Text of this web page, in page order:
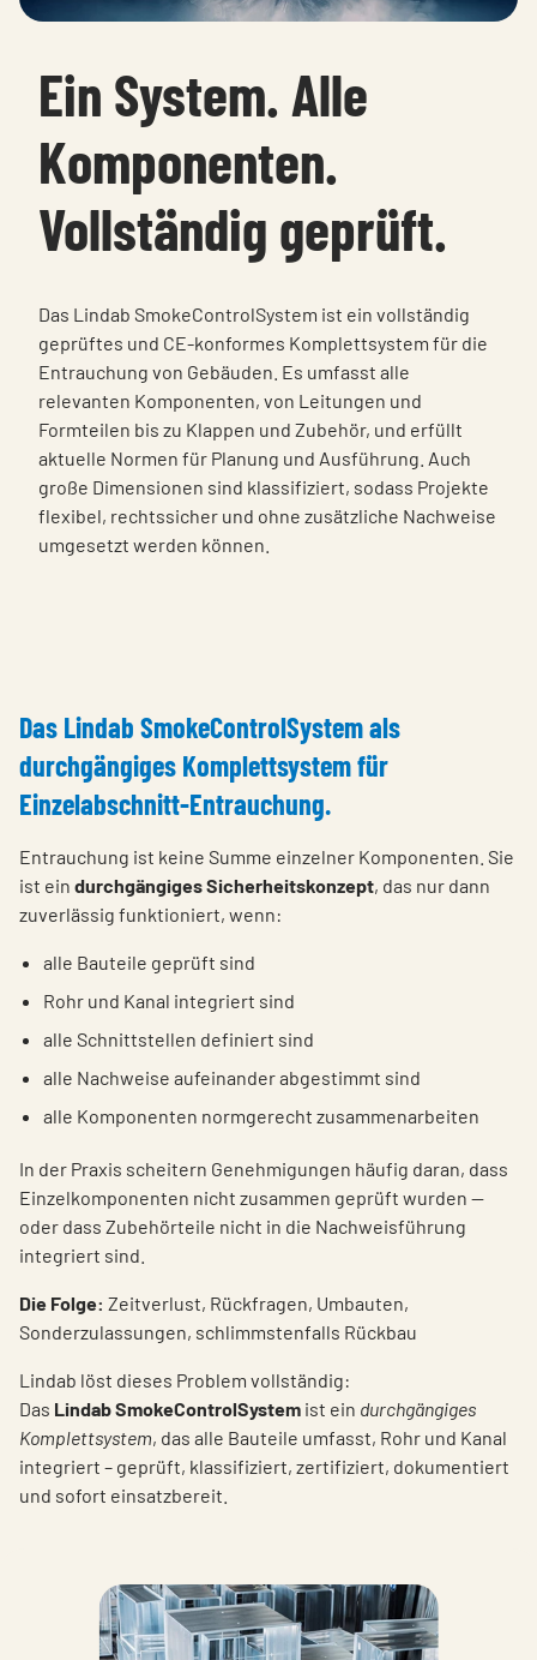
Ein System. Alle
Komponenten.
Vollständig geprüft.
Das Lindab SmokeControlSystem ist ein vollständig
geprüftes und CE‑konformes Komplettsystem für die
Entrauchung von Gebäuden. Es umfasst alle
relevanten Komponenten, von Leitungen und
Formteilen bis zu Klappen und Zubehör, und erfüllt
aktuelle Normen für Planung und Ausführung. Auch
große Dimensionen sind klassifiziert, sodass Projekte
flexibel, rechtssicher und ohne zusätzliche Nachweise
umgesetzt werden können.
Das Lindab SmokeControlSystem als
durchgängiges Komplettsystem für
Einzelabschnitt-Entrauchung.
Entrauchung ist keine Summe einzelner Komponenten. Sie
ist ein durchgängiges Sicherheitskonzept, das nur dann
zuverlässig funktioniert, wenn:
alle Bauteile geprüft sind
Rohr und Kanal integriert sind
alle Schnittstellen definiert sind
alle Nachweise aufeinander abgestimmt sind
alle Komponenten normgerecht zusammenarbeiten
In der Praxis scheitern Genehmigungen häufig daran, dass
Einzelkomponenten nicht zusammen geprüft wurden —
oder dass Zubehörteile nicht in die Nachweisführung
integriert sind.
Die Folge: Zeitverlust, Rückfragen, Umbauten,
Sonderzulassungen, schlimmstenfalls Rückbau
Lindab löst dieses Problem vollständig:
Das Lindab SmokeControlSystem ist ein durchgängiges
Komplettsystem, das alle Bauteile umfasst, Rohr und Kanal
integriert – geprüft, klassifiziert, zertifiziert, dokumentiert
und sofort einsatzbereit.